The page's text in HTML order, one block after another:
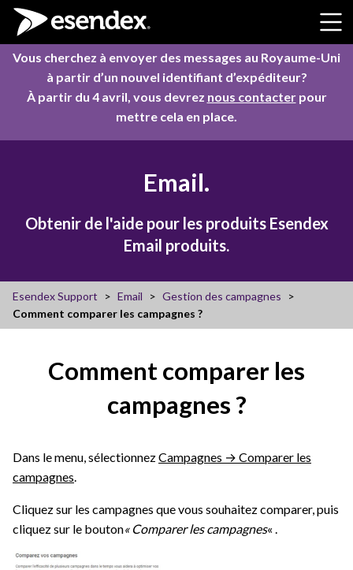
Skip to content
Vous cherchez à envoyer des messages au Royaume-Uni
à partir d’un nouvel identifiant d’expéditeur?
À partir du 4 avril, vous devrez nous contacterpour
mettre cela en place.
Email.
Obtenir de l'aide pour les produits Esendex
Email produits.
Esendex Support Email
Gestion des campagnes
Comment comparer les campagnes ?
Comment comparer les
campagnes ?
Dans le menu, sélectionnezCampagnes → Comparer les
campagnes
Cliquez sur les campagnes que vous souhaitez comparer, puis
cliquez sur le bouton« Comparer les campagnes« .